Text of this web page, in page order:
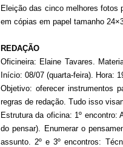
Eleição das cinco melhores fotos
em cópias em papel tamanho
REDAÇÃO
Oficineira: Elaine Tavares.
Início: 08/07 (quarta-feira). Hora:
Objetivo: oferecer instrumentos
regras de redação. Tudo isso
Estrutura da oficina: 1º
do pensar). Enumerar o
assunto. 2º e 3º encontros: